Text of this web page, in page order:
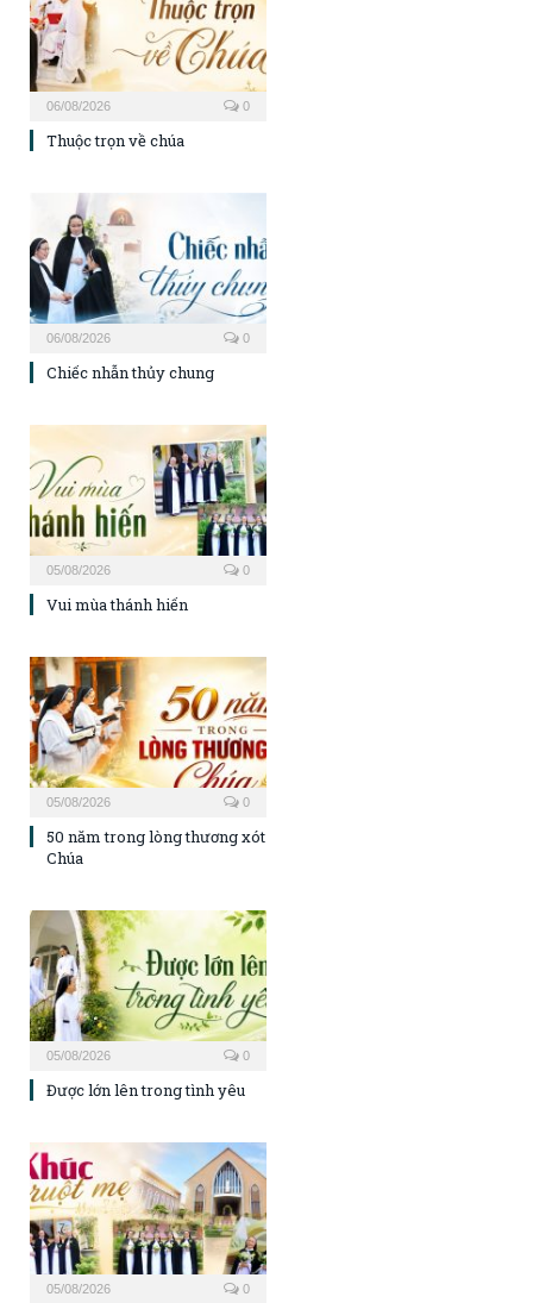
06/08/2026 0
Thuộc trọn về chúa
06/08/2026 0
Chiếc nhẫn thủy chung
05/08/2026 0
Vui mùa thánh hiến
05/08/2026 0
50 năm trong lòng thương xót
Chúa
05/08/2026 0
Được lớn lên trong tình yêu
05/08/2026 0